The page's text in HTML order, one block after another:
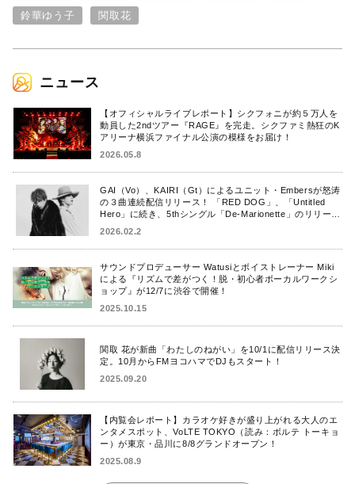
鈴華ゆう子 関取花
ニュース
【オフィシャルライブレポート】シクフォニが約５万人を
動員した2ndツアー『RAGE』を完走。シクファミ熱狂のK
アリーナ横浜ファイナル公演の模様をお届け！
2026.05.8
GAI（Vo）、KAIRI（Gt）によるユニット・Embersが怒涛
の３曲連続配信リリース！ 「RED DOG」、「Untitled
Hero」に続き、5thシングル「De-Marionette」のリリース
2026.02.2
サウンドプロデューサー Watusiとボイストレーナー Miki
による『リズムで差がつく！脱・初心者ボーカルワークシ
ョップ』が12/7に渋谷で開催！
2025.10.15
関取 花が新曲「わたしのねがい」を10/1に配信リリース決
定。10月からFMヨコハマでDJもスタート！
2025.09.20
【内覧会レポート】カラオケ好きが盛り上がれる大人のエ
ンタメスポット、VoLTE TOKYO（読み：ボルテ トーキョ
ー）が東京・品川に8/8グランドオープン！
2025.08.9